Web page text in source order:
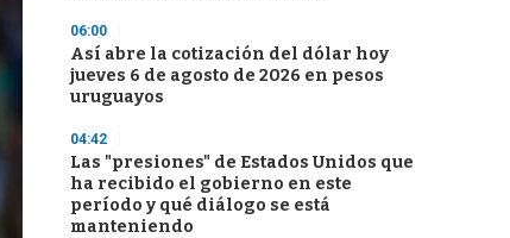
06:00
Así abre la cotización del dólar hoy
jueves 6 de agosto de 2026 en pesos
uruguayos
04:42
Las "presiones" de Estados Unidos que
ha recibido el gobierno en este
período y qué diálogo se está
manteniendo